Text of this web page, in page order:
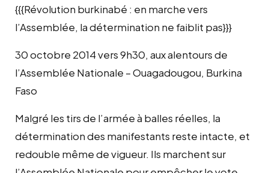
{{{Révolution burkinabé : en marche vers
l’Assemblée, la détermination ne faiblit pas}}}
30 octobre 2014 vers 9h30, aux alentours de
l’Assemblée Nationale – Ouagadougou, Burkina
Faso
Malgré les tirs de l’armée à balles réelles, la
détermination des manifestants reste intacte, et
redouble même de vigueur. Ils marchent sur